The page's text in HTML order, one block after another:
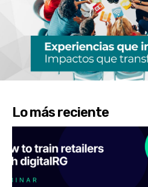
Lo más reciente